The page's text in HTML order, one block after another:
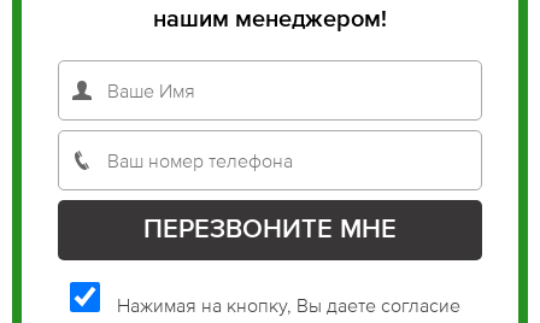
нашим менеджером!
Нажимая на кнопку, Вы даете согласие